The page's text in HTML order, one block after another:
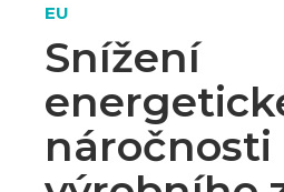
EU
Snížení
náročnosti